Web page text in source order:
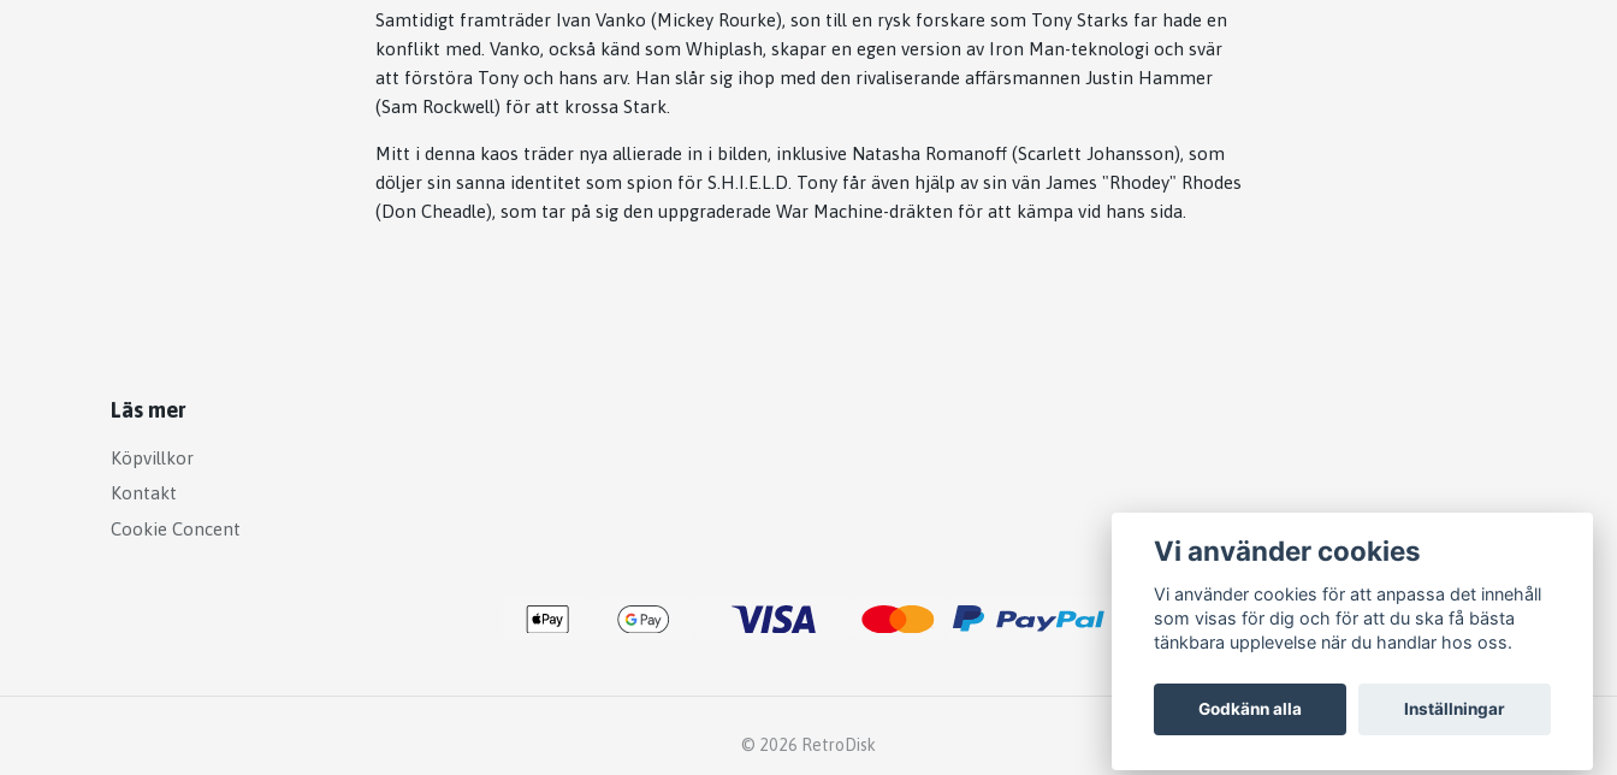
Samtidigt framträder Ivan Vanko (Mickey Rourke), son till en rysk forskare som Tony Starks far hade en
konflikt med. Vanko, också känd som Whiplash, skapar en egen version av Iron Man-teknologi och svär
att förstöra Tony och hans arv. Han slår sig ihop med den rivaliserande affärsmannen Justin Hammer
(Sam Rockwell) för att krossa Stark.
Mitt i denna kaos träder nya allierade in i bilden, inklusive Natasha Romanoff (Scarlett Johansson), som
döljer sin sanna identitet som spion för S.H.I.E.L.D. Tony får även hjälp av sin vän James "Rhodey" Rhodes
(Don Cheadle), som tar på sig den uppgraderade War Machine-dräkten för att kämpa vid hans sida.
Läs mer
Köpvillkor
Kontakt
Cookie Concent
© 2026 RetroDisk
Vi använder cookies
Vi använder cookies för att anpassa det innehåll
som visas för dig och för att du ska få bästa
tänkbara upplevelse när du handlar hos oss.
Godkänn alla Inställningar